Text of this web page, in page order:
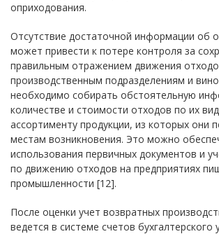
оприходования.
Отсутствие достаточной информации об
может привести к потере контроля за
правильным отражением движения
производственным подразделениям и
необходимо собирать обстоятельную
количестве и стоимости отходов по их
ассортименту продукции, из которых они
местам возникновения. Это можно
использования первичных документов и
по движению отходов на предприятиях
промышленности [12].
После оценки учет возвратных
ведется в системе счетов бухгалтерского